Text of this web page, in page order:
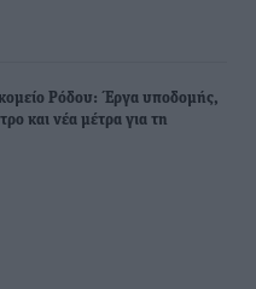
Ρόδου: Έργα υποδομής,
και νέα μέτρα για τη